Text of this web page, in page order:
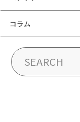
コラム